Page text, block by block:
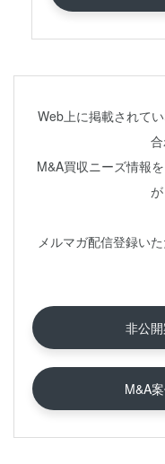
Web上に掲載されて
M&A買収ニーズ情報
メルマガ配信登録い
非公
M&A